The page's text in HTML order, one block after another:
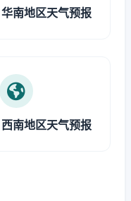
华南地区天气预报
西南地区天气预报